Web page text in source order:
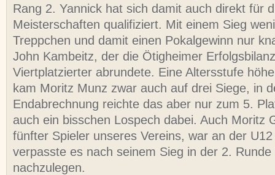
Rang 2. Yannick hat sich damit auch direkt für
Meisterschaften qualifiziert. Mit einem Sieg
Treppchen und damit einen Pokalgewinn nur
John Kambeitz, der die Ötigheimer
Viertplatzierter abrundete. Eine Altersstufe
kam Moritz Munz zwar auch auf drei Siege, in
Endabrechnung reichte das aber nur zum 5.
auch ein bisschen Lospech dabei. Auch Moritz
fünfter Spieler unseres Vereins, war an der
verpasste es nach seinem Sieg in der 2. Runde
nachzulegen.